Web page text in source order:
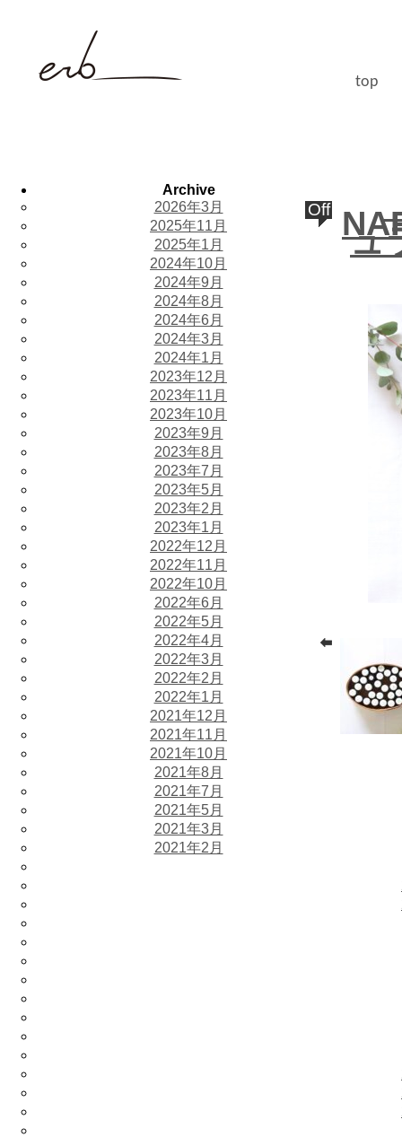
top
Off
ュ
Archive
2026年3月
2025年11月
2025年1月
2024年10月
2024年9月
2024年8月
2024年6月
2024年3月
2024年1月
2023年12月
2023年11月
2023年10月
2023年9月
2023年8月
2023年7月
2023年5月
2023年2月
2023年1月
2022年12月
2022年11月
2022年10月
2022年6月
2022年5月
2022年4月
2022年3月
2022年2月
2022年1月
2021年12月
2021年11月
2021年10月
2021年8月
2021年7月
2021年5月
2021年3月
2021年2月